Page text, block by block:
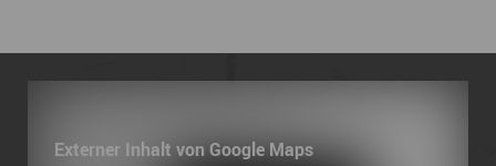
Externer Inhalt von Google Maps